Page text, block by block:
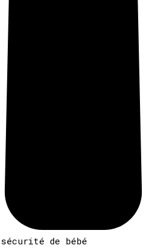
de bébé